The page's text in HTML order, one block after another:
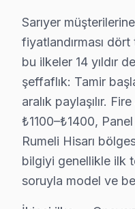
Maden Mahallesi,
Maslak'ta JVC TV
Maslak, geniş iş ve
Pınar'da JVC TV
Pınar Mahallesi,
Poligon'da JVC TV
Poligon, genç
Sarıyer
fiyatlandırması
bu ilkeler 14 yıldır
şeffaflık: Tamir
aralık paylaşılır.
₺1100–₺1400,
Rumeli Hisarı
bilgiyi genellikle ilk
soruyla model ve